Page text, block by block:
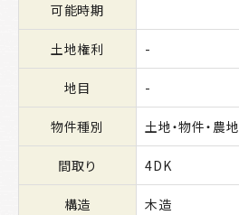
可能時期
土地権利 -
地目 -
物件種別 土地・物件・農地
間取り 4DK
構造 木造